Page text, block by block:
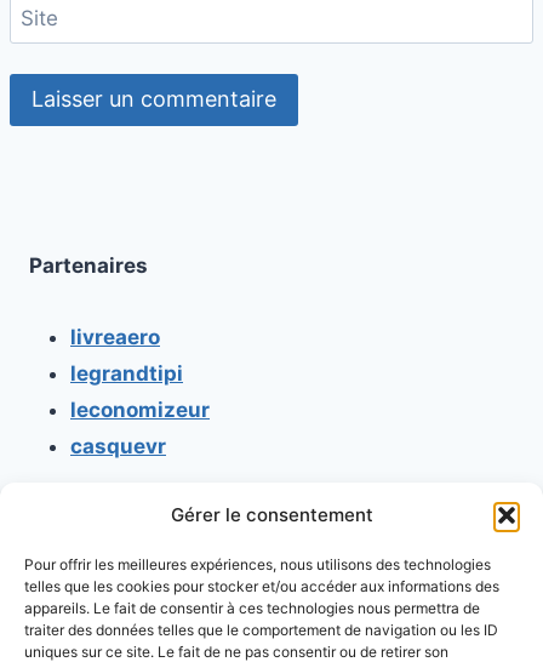
Gérer le consentement
Pour offrir les meilleures expériences, nous utilisons des technologies
telles que les cookies pour stocker et/ou accéder aux informations des
appareils. Le fait de consentir à ces technologies nous permettra de
traiter des données telles que le comportement de navigation ou les ID
uniques sur ce site. Le fait de ne pas consentir ou de retirer son
Site
Partenaires
livreaero
legrandtipi
leconomizeur
casquevr
Mentions légales
Conditions générales d'utilisation